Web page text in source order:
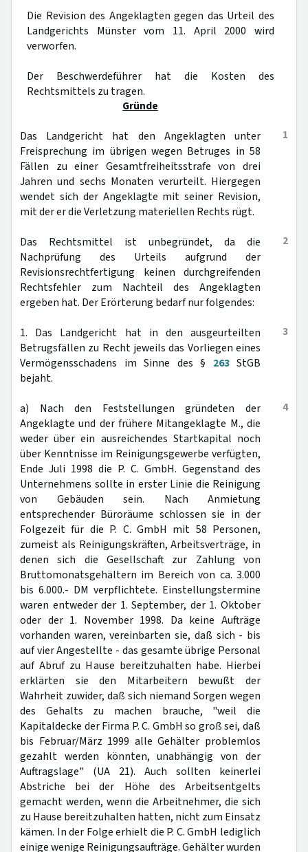
Die Revision des Angeklagten gegen das Urteil des
Landgerichts Münster vom 11. April 2000 wird
verworfen.
Der Beschwerdeführer hat die Kosten des
Rechtsmittels zu tragen.
Gründe
1
Das Landgericht hat den Angeklagten unter
Freisprechung im übrigen wegen Betruges in 58
Fällen zu einer Gesamtfreiheitsstrafe von drei
Jahren und sechs Monaten verurteilt. Hiergegen
wendet sich der Angeklagte mit seiner Revision,
mit der er die Verletzung materiellen Rechts rügt.
2
Das Rechtsmittel ist unbegründet, da die
Nachprüfung des Urteils aufgrund der
Revisionsrechtfertigung keinen durchgreifenden
Rechtsfehler zum Nachteil des Angeklagten
ergeben hat. Der Erörterung bedarf nur folgendes:
3
1. Das Landgericht hat in den ausgeurteilten
Betrugsfällen zu Recht jeweils das Vorliegen eines
Vermögensschadens im Sinne des § 263StGB
bejaht.
4
a) Nach den Feststellungen gründeten der
Angeklagte und der frühere Mitangeklagte M., die
weder über ein ausreichendes Startkapital noch
über Kenntnisse im Reinigungsgewerbe verfügten,
Ende Juli 1998 die P. C. GmbH. Gegenstand des
Unternehmens sollte in erster Linie die Reinigung
von Gebäuden sein. Nach Anmietung
entsprechender Büroräume schlossen sie in der
Folgezeit für die P. C. GmbH mit 58 Personen,
zumeist als Reinigungskräften, Arbeitsverträge, in
denen sich die Gesellschaft zur Zahlung von
Bruttomonatsgehältern im Bereich von ca. 3.000
bis 6.000.- DM verpflichtete. Einstellungstermine
waren entweder der 1. September, der 1. Oktober
oder der 1. November 1998. Da keine Aufträge
vorhanden waren, vereinbarten sie, daß sich - bis
auf vier Angestellte - das gesamte übrige Personal
auf Abruf zu Hause bereitzuhalten habe. Hierbei
erklärten sie den Mitarbeitern bewußt der
Wahrheit zuwider, daß sich niemand Sorgen wegen
des Gehalts zu machen brauche, "weil die
Kapitaldecke der Firma P. C. GmbH so groß sei, daß
bis Februar/März 1999 alle Gehälter problemlos
gezahlt werden könnten, unabhängig von der
Auftragslage" (UA 21). Auch sollten keinerlei
Abstriche bei der Höhe des Arbeitsentgelts
gemacht werden, wenn die Arbeitnehmer, die sich
zu Hause bereitzuhalten hatten, nicht zum Einsatz
kämen. In der Folge erhielt die P. C. GmbH lediglich
einige wenige Reinigungsaufträge. Gehälter wurden